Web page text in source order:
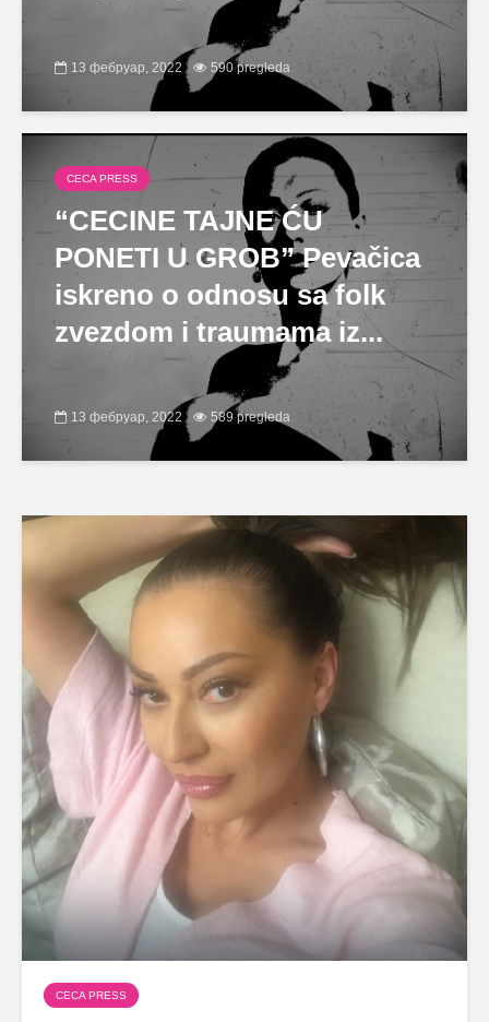
13 фебруар, 2022 590 pregleda
CECA PRESS
“CECINE TAJNE ĆU
PONETI U GROB” Pevačica
iskreno o odnosu sa folk
zvezdom i traumama iz...
13 фебруар, 2022 589 pregleda
CECA PRESS